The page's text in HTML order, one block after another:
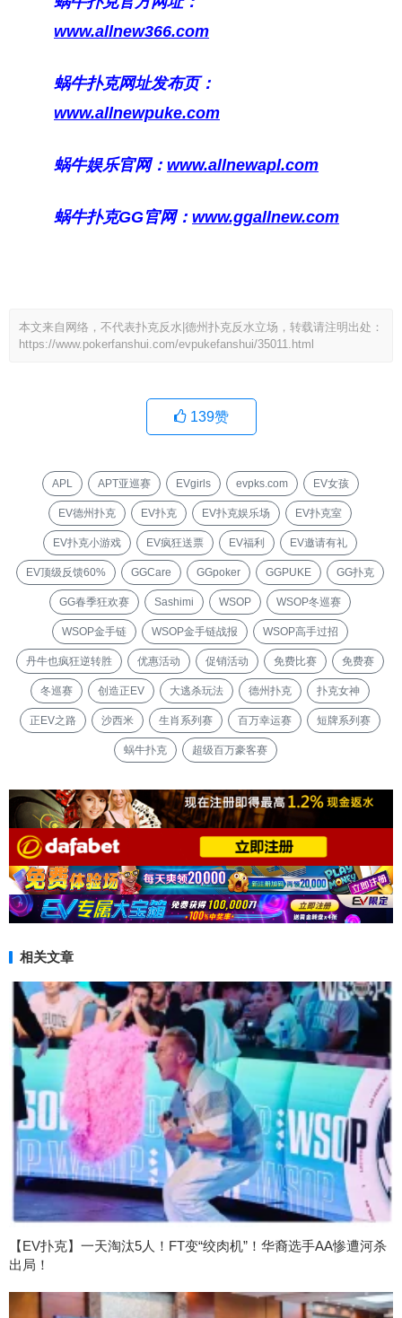
www.allnew366.com
蜗牛扑克网址发布页：
www.allnewpuke.com
蜗牛娱乐官网： www.allnewapl.com
蜗牛扑克GG官网： www.ggallnew.com
本文来自网络，不代表扑克反水|德州扑克反水立场，转载请注明出处：
https://www.pokerfanshui.com/evpukefanshui/35011.html
139赞
APL APT亚巡赛 EVgirls evpks.com EV女孩
EV德州扑克 EV扑克 EV扑克娱乐场 EV扑克室
EV扑克小游戏 EV疯狂送票 EV福利 EV邀请有礼
EV顶级反馈60% GGCare GGpoker GGPUKE GG扑克
GG春季狂欢赛 Sashimi WSOP WSOP冬巡赛
WSOP金手链 WSOP金手链战报 WSOP高手过招
丹牛也疯狂逆转胜 优惠活动 促销活动 免费比赛 免费赛
冬巡赛 创造正EV 大逃杀玩法 德州扑克 扑克女神
正EV之路 沙西米 生肖系列赛 百万幸运赛 短牌系列赛
蜗牛扑克 超级百万豪客赛
相关文章
【EV扑克】一天淘汰5人！FT变“绞肉机”！华裔选手AA惨遭河杀
出局！